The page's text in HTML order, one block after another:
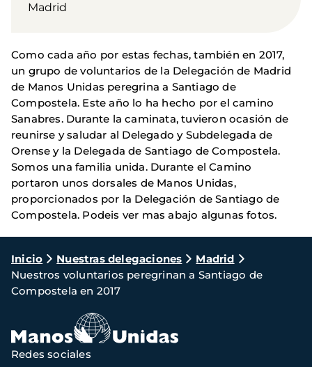
Madrid
Como cada año por estas fechas, también en 2017,
un grupo de voluntarios de la Delegación de Madrid
de Manos Unidas peregrina a Santiago de
Compostela. Este año lo ha hecho por el camino
Sanabres. Durante la caminata, tuvieron ocasión de
reunirse y saludar al Delegado y Subdelegada de
Orense y la Delegada de Santiago de Compostela.
Somos una familia unida. Durante el Camino
portaron unos dorsales de Manos Unidas,
proporcionados por la Delegación de Santiago de
Compostela. Podeis ver mas abajo algunas fotos.
Ruta
de
navegación
Inicio Nuestras delegaciones
Madrid
Nuestros voluntarios peregrinan a Santiago de
Compostela en 2017
Redes sociales